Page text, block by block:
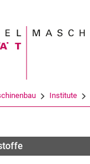
Suchbegriff
Institute